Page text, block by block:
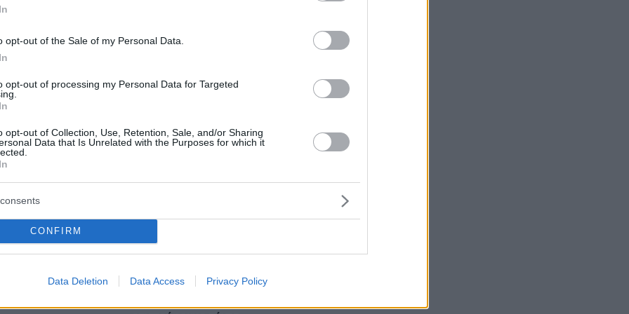
opt-out of the Sale of my Personal Data.
opt-out of processing my Personal Data for Targeted
opt-out of Collection, Use, Retention, Sale, and/or Sharing
Data that Is Unrelated with the Purposes for which it
CONFIRM
Data Deletion Data Access Privacy Policy
της
Street μετά τα
για
και τη Fed
που
την επίθεση στη
νέες τάσεις
Καλύτερη η εικόνα της φωτιάς στην
στην υπόθεση της 75χρονης στα
πριν 36 λεπτά
πριν 37 λεπτά